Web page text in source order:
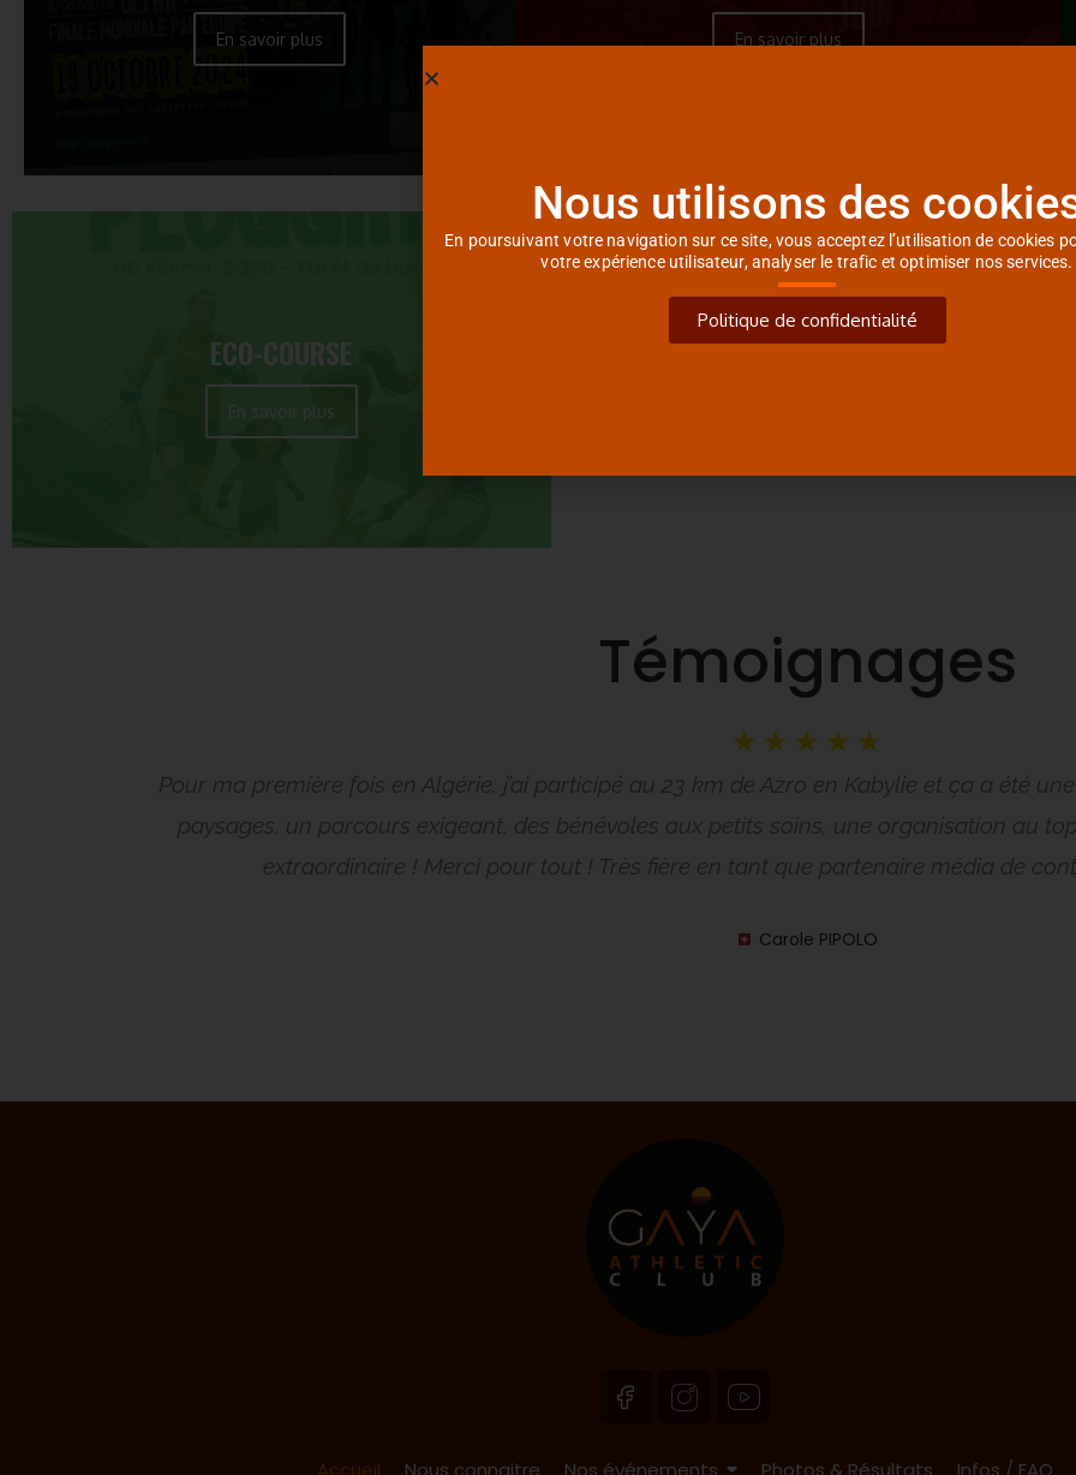
En savoir plus En savoir plus
ECO-COURSE
En savoir plus
Témoignages
Carole PIPOLO
☆ ☆ ☆ ☆ ☆
Pour ma première fois en Algérie, j’ai participé au 23 km de Azro en Kabylie et ça a été
paysages, un parcours exigeant, des bénévoles aux petits soins, une organisation au
extraordinaire ! Merci pour tout ! Très fière en tant que partenaire média de
Accueil Nous connaitre Nos événements Photos & Résultats Infos / FAQ
Nous utilisons des
En poursuivant votre navigation sur ce site, vous acceptez l’utilisation de cookies
votre expérience utilisateur, analyser le trafic et optimiser nos services.
Politique de confidentialité